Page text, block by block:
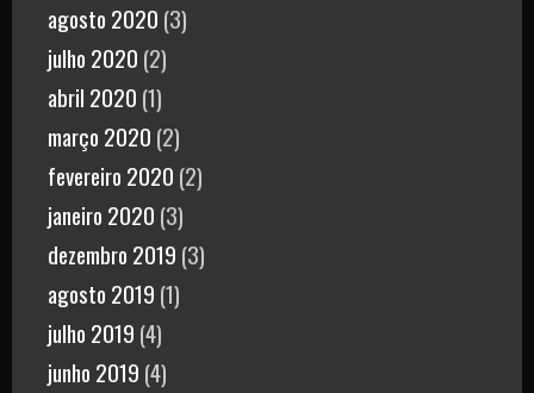
agosto 2020 (3)
julho 2020 (2)
abril 2020 (1)
março 2020 (2)
fevereiro 2020 (2)
janeiro 2020 (3)
dezembro 2019 (3)
agosto 2019 (1)
julho 2019 (4)
junho 2019 (4)